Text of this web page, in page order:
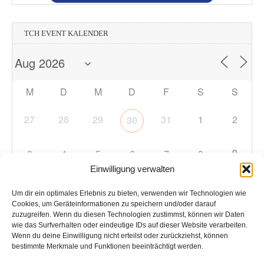
Einwilligung verwalten
Um dir ein optimales Erlebnis zu bieten, verwenden wir Technologien wie
Cookies, um Geräteinformationen zu speichern und/oder darauf
zuzugreifen. Wenn du diesen Technologien zustimmst, können wir Daten
wie das Surfverhalten oder eindeutige IDs auf dieser Website verarbeiten.
Wenn du deine Einwilligung nicht erteilst oder zurückziehst, können
bestimmte Merkmale und Funktionen beeinträchtigt werden.
TCH EVENT KALENDER
M D M D F S S
27 28 29 30 31 1 2
3 4 5 6 7 8 9
10 11 12 13 14 15
17 18 19 20 21 22 23